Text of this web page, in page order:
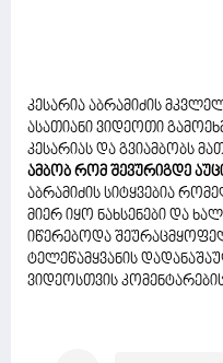
კესარია აბრამიძის
ასათიანი ვიდეოთი
კესარიას და გვიამბობს
ამბობ რომ შევურიგდე
აბრამიძის სიტყვებია
მიერ იყო ნახსენები და
იწერებოდა
ტელეწამყვანის
ვიდეოსთვის